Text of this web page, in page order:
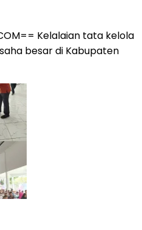
Kelalaian tata kelola
besar di Kabupaten